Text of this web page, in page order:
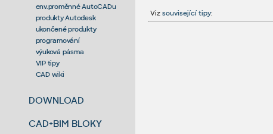
env.proměnné AutoCADu
produkty Autodesk
ukončené produkty
programování
výuková pásma
VIP tipy
CAD wiki
DOWNLOAD
CAD+BIM BLOKY
Viz související tipy: